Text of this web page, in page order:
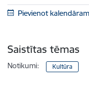
Pievienot kalendāram
Saistītas tēmas
Notikumi: Kultūra